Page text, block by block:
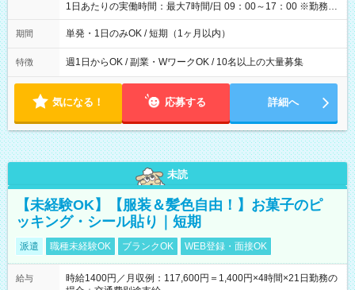
1日あたりの実働時間：最大7時間/日 09：00～17：00 ※勤務時
間は 試験により異なります。
期間 単発・1日のみOK / 短期（1ヶ月以内）
特徴 週1日からOK / 副業・WワークOK / 10名以上の大量募集
気になる！ 応募する 詳細へ
未読
【未経験OK】【服装＆髪色自由！】お菓子のピ
ッキング・シール貼り｜短期
派遣 職種未経験OK ブランクOK WEB登録・面接OK
給与
時給1400円／月収例：117,600円＝1,400円×4時間×21日勤務の